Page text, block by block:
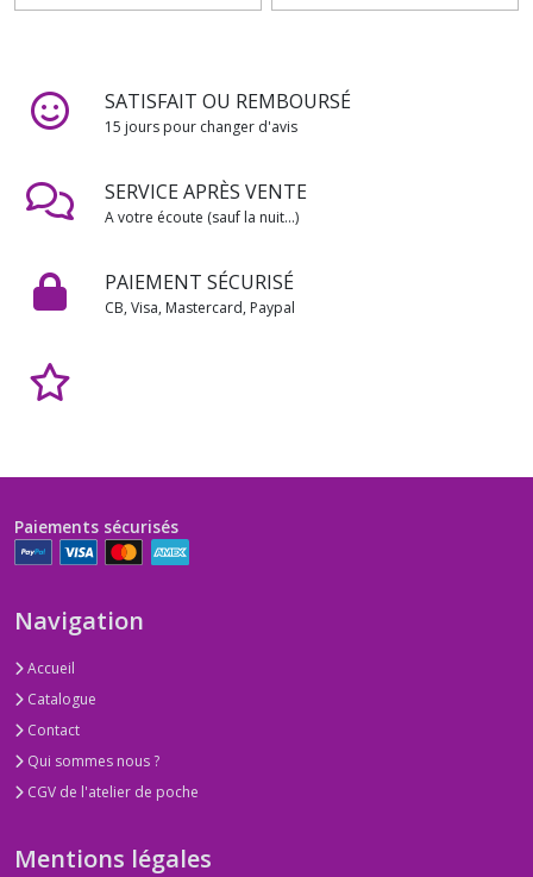
SATISFAIT OU REMBOURSÉ
15 jours pour changer d'avis
SERVICE APRÈS VENTE
A votre écoute (sauf la nuit...)
PAIEMENT SÉCURISÉ
CB, Visa, Mastercard, Paypal
Paiements sécurisés
Navigation
Accueil
Catalogue
Contact
Qui sommes nous ?
CGV de l'atelier de poche
Mentions légales